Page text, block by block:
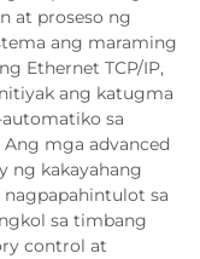
at proseso ng
ang maraming
Ethernet TCP/IP,
ang katugma
sa
mga advanced
ng kakayahang
sa
sa timbang
control at